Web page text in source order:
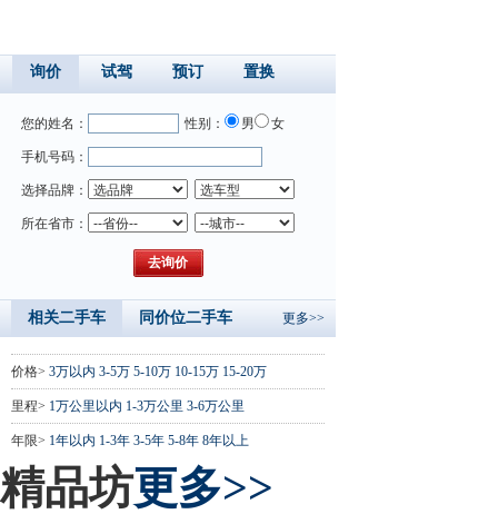
询价 试驾 预订 置换
您的姓名： 性别： 男 女
手机号码：
选择品牌：
所在省市：
相关二手车 同价位二手车 更多>>
价格> 3万以内 3-5万 5-10万 10-15万 15-20万
里程> 1万公里以内 1-3万公里 3-6万公里
年限> 1年以内 1-3年 3-5年 5-8年 8年以上
精品坊更多>>